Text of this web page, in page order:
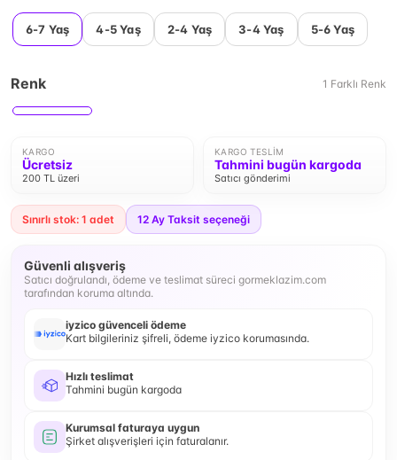
6-7 Yaş 4-5 Yaş 2-4 Yaş 3-4 Yaş 5-6 Yaş
Renk 1 Farklı Renk
KARGO
Ücretsiz
200 TL üzeri
KARGO TESLIM
Tahmini bugün kargoda
Satıcı gönderimi
Sınırlı stok: 1 adet 12 Ay Taksit seçeneği
Güvenli alışveriş
Satıcı doğrulandı, ödeme ve teslimat süreci gormeklazim.com
tarafından koruma altında.
iyzico güvenceli ödeme
Kart bilgileriniz şifreli, ödeme iyzico korumasında.
Hızlı teslimat
Tahmini bugün kargoda
Kurumsal faturaya uygun
Şirket alışverişleri için faturalanır.